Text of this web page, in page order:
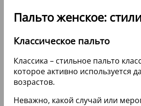
Пальто женское:
Классическое пальто
Классика – стильное пальто
которое активно используется
возрастов.
Неважно, какой случай или